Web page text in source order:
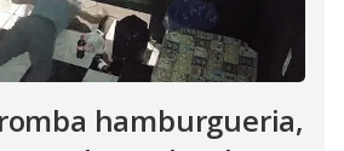
hamburgueria,